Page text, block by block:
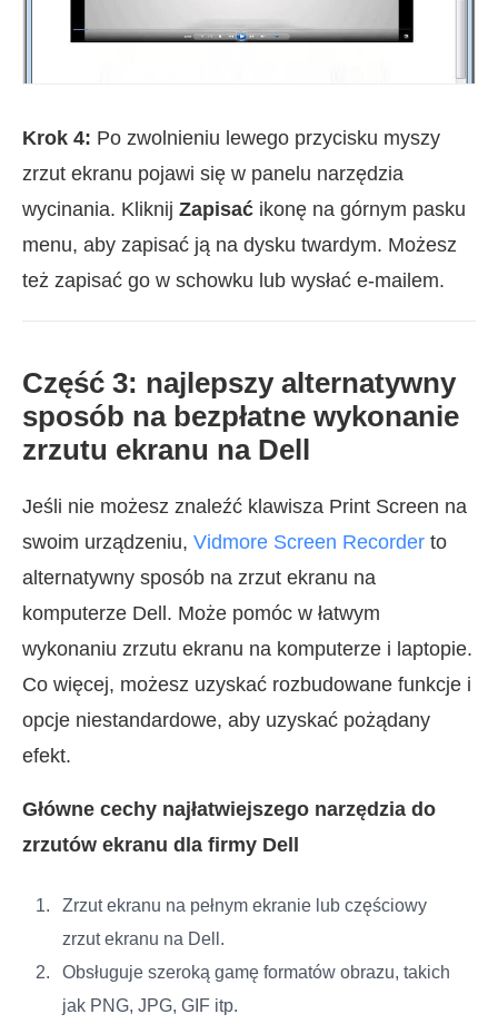
Krok 4: Po zwolnieniu lewego przycisku myszy
zrzut ekranu pojawi się w panelu narzędzia
wycinania. Kliknij Zapisać ikonę na górnym pasku
menu, aby zapisać ją na dysku twardym. Możesz
też zapisać go w schowku lub wysłać e-mailem.
Część 3: najlepszy alternatywny
sposób na bezpłatne wykonanie
zrzutu ekranu na Dell
Jeśli nie możesz znaleźć klawisza Print Screen na
swoim urządzeniu, Vidmore Screen Recorder to
alternatywny sposób na zrzut ekranu na
komputerze Dell. Może pomóc w łatwym
wykonaniu zrzutu ekranu na komputerze i laptopie.
Co więcej, możesz uzyskać rozbudowane funkcje i
opcje niestandardowe, aby uzyskać pożądany
efekt.
Główne cechy najłatwiejszego narzędzia do
zrzutów ekranu dla firmy Dell
Zrzut ekranu na pełnym ekranie lub częściowy
zrzut ekranu na Dell.
Obsługuje szeroką gamę formatów obrazu, takich
jak PNG, JPG, GIF itp.